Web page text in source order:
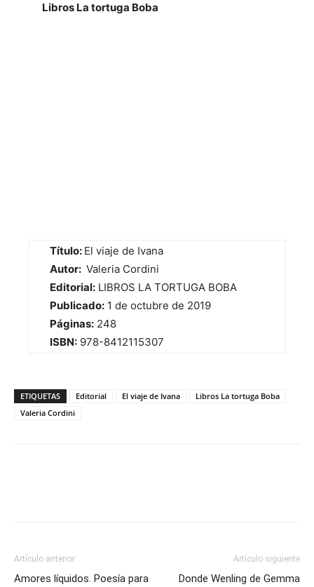
Libros La tortuga Boba
Título: El viaje de Ivana
Autor: Valeria Cordini
Editorial: LIBROS LA TORTUGA BOBA
Publicado: 1 de octubre de 2019
Páginas: 248
ISBN: 978-8412115307
ETIQUETAS Editorial El viaje de Ivana
Libros La tortuga Boba
Valeria Cordini
Artículo anterior
Amores líquidos. Poesía para
Artículo siguiente
Donde Wenling de Gemma